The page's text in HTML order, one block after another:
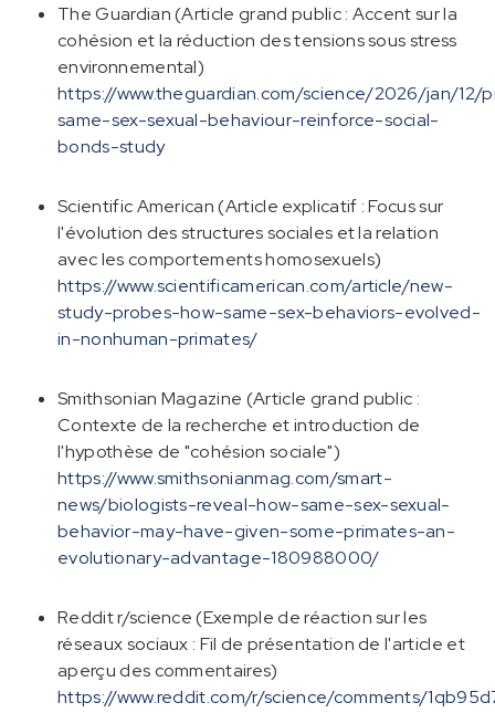
The Guardian (Article grand public : Accent sur la
cohésion et la réduction des tensions sous stress
environnemental)
https://www.theguardian.com/science/2026/jan/12/
same-sex-sexual-behaviour-reinforce-social-
bonds-study
Scientific American (Article explicatif : Focus sur
l'évolution des structures sociales et la relation
avec les comportements homosexuels)
https://www.scientificamerican.com/article/new-
study-probes-how-same-sex-behaviors-evolved-
in-nonhuman-primates/
Smithsonian Magazine (Article grand public :
Contexte de la recherche et introduction de
l'hypothèse de "cohésion sociale")
https://www.smithsonianmag.com/smart-
news/biologists-reveal-how-same-sex-sexual-
behavior-may-have-given-some-primates-an-
evolutionary-advantage-180988000/
Reddit r/science (Exemple de réaction sur les
réseaux sociaux : Fil de présentation de l'article et
aperçu des commentaires)
https://www.reddit.com/r/science/comments/